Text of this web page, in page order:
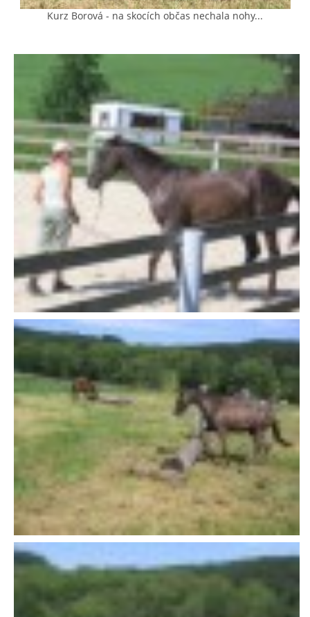
Kurz Borová - na skocích občas nechala nohy...